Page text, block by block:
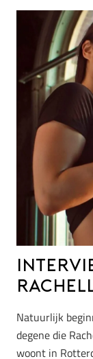
Natuurlijk
degene die
woont in